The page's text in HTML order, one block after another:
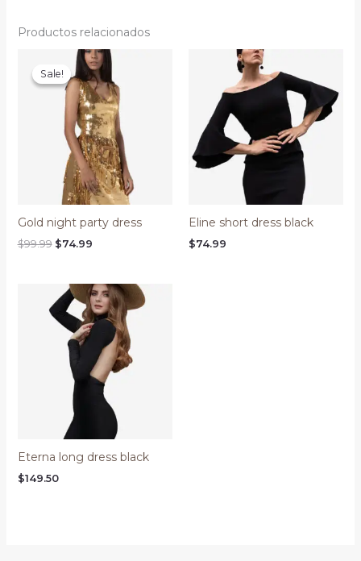
Productos relacionados
Sale!
Sale!
Gold night party dress
$99.99 Original
$99.99.
$74.99Current
$74.99.
Eline short dress black
$74.99
Eterna long dress black
$149.50